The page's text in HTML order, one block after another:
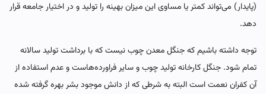
(پایدار) می‌تواند کمتر یا مساوی این میزان بهینه را تولید و در اختیار جامعه قرار
دهد.
توجه داشته باشیم که جنگل معدن چوب نیست که با برداشت تولید سالانه
تمام شود. جنگل کارخانه تولید چوب و سایر فراورده‌هاست و عدم استفاده از
آن کفران نعمت است البته به شرطی که از دانش موجود بشر بهره گرفته شده